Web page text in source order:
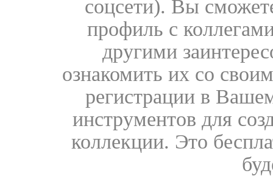
соцсети). Вы
профиль с
другими
ознакомить их со
регистрации в
инструментов для
коллекции. Это